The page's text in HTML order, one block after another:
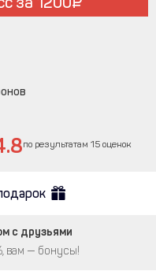
по результатам 15 оценок
с друзьями
вам — бонусы!